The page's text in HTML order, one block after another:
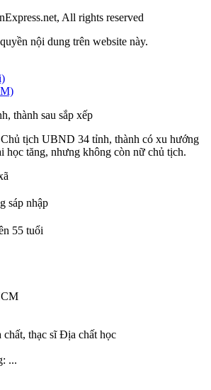
All rights reserved
nội dung trên website này.
thành sau sắp xếp
Chủ tịch UBND 34 tỉnh, thành có xu hướng
học tăng, nhưng không còn nữ chủ tịch.
sáp nhập
55 tuổi
thạc sĩ Địa chất học
...